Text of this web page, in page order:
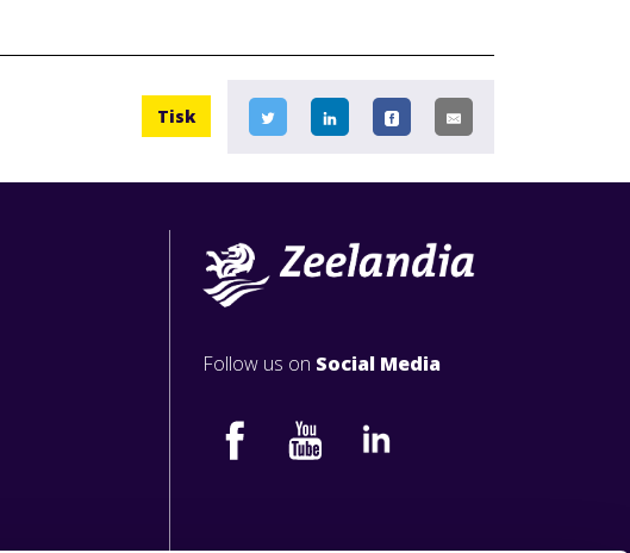
Tisk
Follow us on Social Media